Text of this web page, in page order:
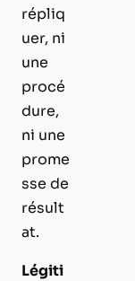
répliq
uer, ni
une
procé
dure,
ni une
prome
sse de
résult
at.
Légiti